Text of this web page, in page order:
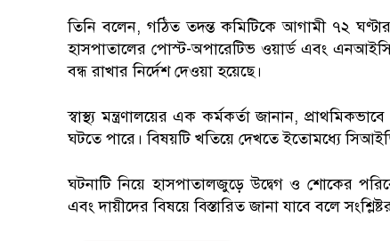
তিনি বলেন, গঠিত তদন্ত কমিটিকে আগামী ৭২ ঘণ্টার
হাসপাতালের পোস্ট-অপারেটিভ ওয়ার্ড এবং
বন্ধ রাখার নির্দেশ দেওয়া হয়েছে।
স্বাস্থ্য মন্ত্রণালয়ের এক কর্মকর্তা জানান,
ঘটতে পারে। বিষয়টি খতিয়ে দেখতে ইতোমধ্যে
ঘটনাটি নিয়ে হাসপাতালজুড়ে উদ্বেগ ও শোকের
এবং দায়ীদের বিষয়ে বিস্তারিত জানা যাবে বলে